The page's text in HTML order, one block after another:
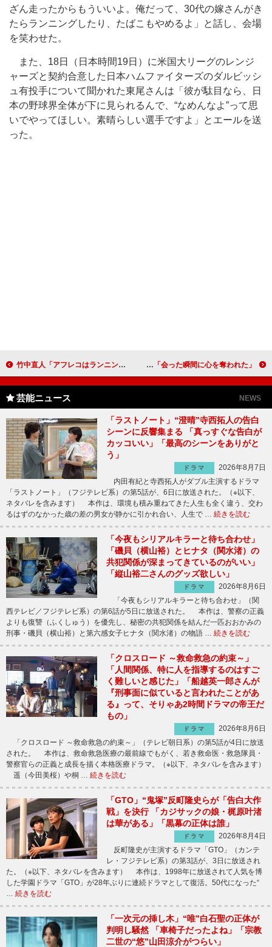
ざん走ったからもういいよ。俺だって、30代の嫁さんがき
たらランニングしたり、たばこもやめるよ」と話し、会場
を笑わせた。
また、18日（日本時間19日）に米国大リーグのレンジ
ャーズと契約合意した日本ハムファイターズのダルビッシ
ュ有投手について聞かれた東尾さんは「彼が駄目なら、日
本の野球界全体が下に見られるんで、“なめんなよ”って思
いでやってほしい。素晴らしい選手ですよ」とエールを送
った。
竹中直人「アフレコはランニングに海パン姿で」 「シュレック」の人気者が主役に！ 武井咲、後藤久美子との対面に興奮 「会った瞬間に心を奪われた」
芸能ニュース NEWS
「ラストノート」“澄晴”寺西拓人の告白
シーンに反響集まる 「真っすぐな告白が
カッコいい」「最高のシーンをありがと
う」
ドラマ
2026年8月7日
内田有紀と寺西拓人がダブル主演するドラマ
「ラストノート」（フジテレビ系）の第5話が、6日に放送された。（※以下、
ネタバレを含みます） 本作は、環境も積み重ねてきた人生も全く違う、交わ
るはずのなかった歳の差の男女が静かに引かれ合い、人生で … 続きを読む
「今夜もシリアルキラーと待ち合わせ」
「磯貝（横山裕）とヒナタ（関水渚）の
共犯関係が深まってきているのがいい」
「縦山裕二さんのグッズ欲しい」
ドラマ
2026年8月6日
「今夜もシリアルキラーと待ち合わせ」（関
西テレビ／フジテレビ系）の第6話が5日に放送された。 本作は、警察の正義
よりも復讐（ふくしゅう）を優先し、秘密の共犯関係を結んだ一匹おおかみの
刑事・磯貝（横山裕）と第六感女子ヒナタ（関水渚）の物語 … 続きを読む
「クロスロード ～救命救急の約束～」
「人間関係、特に人を指導するのはすご
く難しいと感じた」「船越英一郎さんが
『刑事面に似ていると言われたことがあ
る』って、そりゃあ2時間ドラマの帝王だ
もの」
ドラマ
2026年8月6日
「クロスロード ～救命救急の約束～」（テレビ朝日系）の第5話が4日に放送
された。 本作は、救命救急医療の最前線でもがく、若き救命医・救急隊員・
警察官らの正義と成長を描く本格医療ドラマ。（※以下、ネタバレを含みます）
遥（今田美桜）や桐 … 続きを読む
「GTO」“鬼塚”反町隆史らが「告白大作
戦」を決行 「カジサックの娘・梶原叶渚
は華がある」「黒幕の正体は誰」
ドラマ
2026年8月4日
反町隆史が主演するドラマ「GTO」（カンテ
レ・フジテレビ系）の第3話が、3日に放送され
た。（※以下、ネタバレを含みます） 本作は、1998年に放送されて人気を博
した学園ドラマ「GTO」が28年ぶりに連続ドラマとして復活。50代になった“
続きを読む
「一次元の挿し木」“唯”白石聖の正体が
判明し騒然 「車椅子だったよね」「宗教
二世の“悠”山田涼介がつらい」